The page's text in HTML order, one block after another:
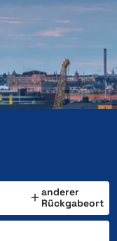
anderer
Rückgabeort